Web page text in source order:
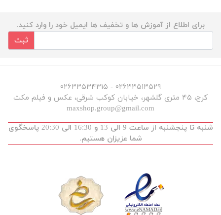
برای اطلاع از آموزش ها و تخفیف ها ایمیل خود را وارد کنید.
ثبت
۰۲۶۳۳۵۱۳۵۲۹ - ۰۲۶۳۳۵۳۴۳۱۵
کرج، ۴۵ متری گلشهر، خیابان کوکب شرقی، عکس و فیلم مکث
maxshop.group@gmail.com
شنبه تا پنجشنبه از ساعت 9 الی 13 و 16:30 الی 20:30 پاسخگوی
شما عزیزان هستیم.